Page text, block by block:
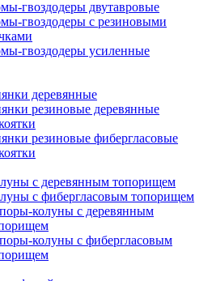
гвоздодеры двутавровые
гвоздодеры с резиновыми
гвоздодеры усиленные
деревянные
резиновые деревянные
резиновые фибергласовые
с деревянным топорищем
с фибергласовым топорищем
колуны с деревянным
колуны с фибергласовым